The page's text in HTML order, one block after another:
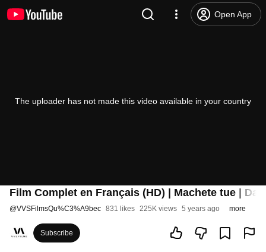
Open App
The uploader has not made this video available in your country
Film Complet en Français (HD) | Machete tue |
@VVSFilmsQu%C3%A9bec 831 likes 225K views 5 years ago more
Subscribe